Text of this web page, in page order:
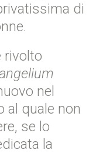
di
rivolto
nel
al quale non
se lo
la